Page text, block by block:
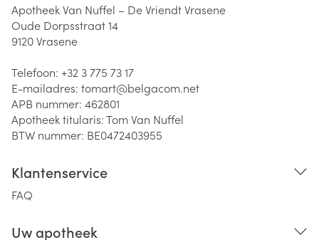
Apotheek Van Nuffel – De Vriendt Vrasene
Oude Dorpsstraat 14
9120Vrasene
Telefoon: +32 3 775 73 17
E-mailadres: tomart@belgacom.net
APB nummer: 462801
Apotheek titularis:Tom Van Nuffel
BTW nummer: BE0472403955
Klantenservice
FAQ
Uw apotheek